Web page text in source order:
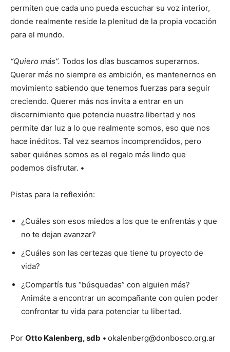
permiten que cada uno pueda escuchar su voz interior,
donde realmente reside la plenitud de la propia vocación
para el mundo.
“Quiero más”. Todos los días buscamos superarnos.
Querer más no siempre es ambición, es mantenernos en
movimiento sabiendo que tenemos fuerzas para seguir
creciendo. Querer más nos invita a entrar en un
discernimiento que potencia nuestra libertad y nos
permite dar luz a lo que realmente somos, eso que nos
hace inéditos. Tal vez seamos incomprendidos, pero
saber quiénes somos es el regalo más lindo que
podemos disfrutar. •
Pistas para la reflexión:
¿Cuáles son esos miedos a los que te enfrentás y que
no te dejan avanzar?
¿Cuáles son las certezas que tiene tu proyecto de
vida?
¿Compartís tus “búsquedas” con alguien más?
Animáte a encontrar un acompañante con quien poder
confrontar tu vida para potenciar tu libertad.
Por Otto Kalenberg, sdb • okalenberg@donbosco.org.ar